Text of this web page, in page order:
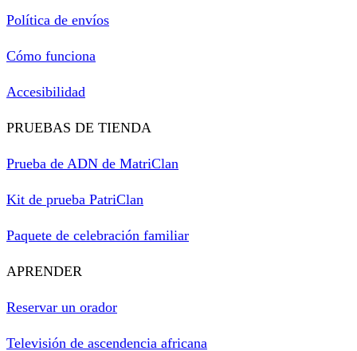
Política de envíos
Cómo funciona
Accesibilidad
PRUEBAS DE TIENDA
Prueba de ADN de MatriClan
Kit de prueba PatriClan
Paquete de celebración familiar
APRENDER
Reservar un orador
Televisión de ascendencia africana